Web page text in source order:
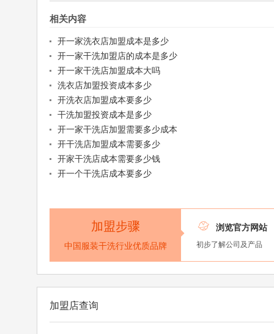
相关内容
开一家洗衣店加盟成本是多少
开一家干洗加盟店的成本是多少
开一家干洗店加盟成本大吗
洗衣店加盟投资成本多少
开洗衣店加盟成本要多少
干洗加盟投资成本是多少
开一家干洗店加盟需要多少成本
开干洗店加盟成本需要多少
开家干洗店成本需要多少钱
开一个干洗店成本要多少
加盟步骤
中国服装干洗行业优质品牌
 浏览官方网站
初步了解公司及产品
加盟店查询